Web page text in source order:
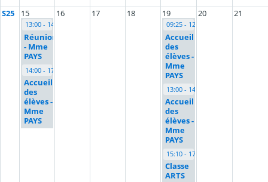
S25 15
13:00 - 14:00
Réunion
- Mme
PAYS
14:00 - 17:00
Accueil
des
élèves -
Mme
PAYS
16 17 18 19
09:25 - 12:00
Accueil
des
élèves -
Mme
PAYS
13:00 - 14:55
Accueil
des
élèves -
Mme
PAYS
15:10 - 17:00
Classe
ARTS
20 21